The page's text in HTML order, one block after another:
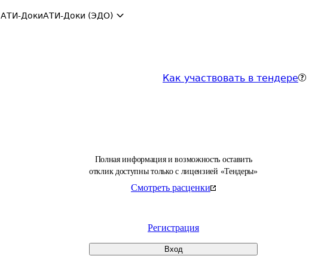
АТИ-ДокиАТИ-Доки (ЭДО)
Как участвовать в тендере
Полная информация и возможность оставить
отклик доступны только с лицензией «Тендеры»
Смотреть расценки
Регистрация
Вход